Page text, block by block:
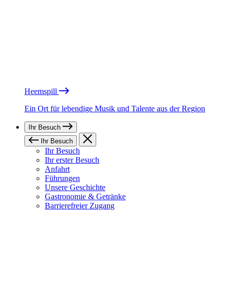
Heemspill
Ein Ort für lebendige Musik und Talente aus der Region
Ihr Besuch
Ihr Besuch
Ihr Besuch
Ihr erster Besuch
Anfahrt
Führungen
Unsere Geschichte
Gastronomie & Getränke
Barrierefreier Zugang